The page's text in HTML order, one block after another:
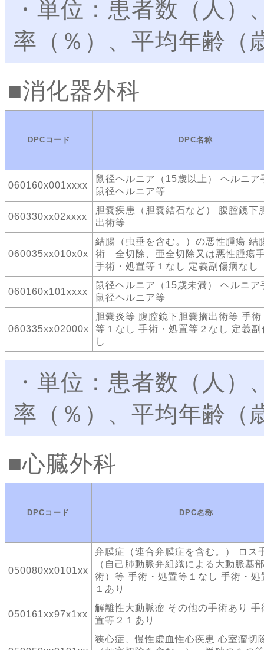
・単位：患者数（人
率（％）、平均年齢（
消化器外科
DPCコード DPC名称
060160x001xxxx
鼠径ヘルニア（15歳以上） ヘルニ
鼠径ヘルニア等
060330xx02xxxx
胆嚢疾患（胆嚢結石など） 腹腔鏡下
出術等
060035xx010x0x
結腸（虫垂を含む。）の悪性腫瘍 結
術 全切除、亜全切除又は悪性腫瘍
手術・処置等１なし 定義副傷病なし
060160x101xxxx
鼠径ヘルニア（15歳未満） ヘルニ
鼠径ヘルニア等
060335xx02000x
胆嚢炎等 腹腔鏡下胆嚢摘出術等 手
等１なし 手術・処置等２なし 定義副
し
・単位：患者数（人
率（％）、平均年齢（
心臓外科
DPCコード DPC名称
050080xx0101xx
弁膜症（連合弁膜症を含む。） ロス
（自己肺動脈弁組織による大動脈基
術）等 手術・処置等１なし 手術・処
１あり
050161xx97x1xx
解離性大動脈瘤 その他の手術あり 手
置等２１あり
狭心症、慢性虚血性心疾患 心室瘤切